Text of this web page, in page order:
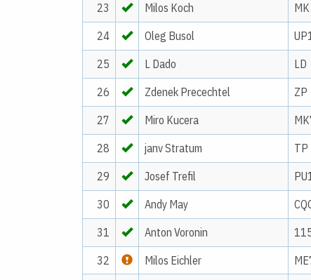
23
Milos Koch MK
24
Oleg Busol
25
L Dado LD
26
Zdenek Precechtel ZP
27
Miro Kucera
28
janv Stratum TP
29
Josef Trefil
30
Andy May
31
Anton Voronin
32
Milos Eichler